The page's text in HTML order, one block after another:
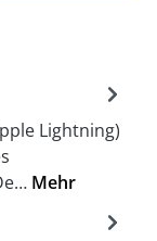
Lightning)
Mehr